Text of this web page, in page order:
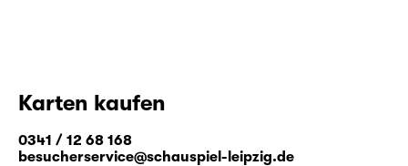
Karten kaufen
0341 / 12 68 168
besucherservice@schauspiel-leipzig.de